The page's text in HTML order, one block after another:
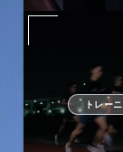
トレー